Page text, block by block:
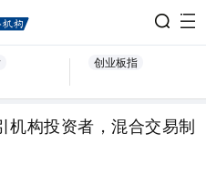
创业板指
机构投资者，混合交易制